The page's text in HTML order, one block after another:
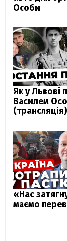
Особи
Як у Львові
Василем
(трансляція)
«Нас
маємо